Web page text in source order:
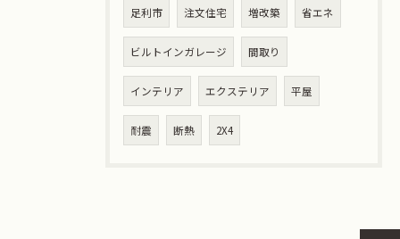
足利市 注文住宅 増改築 省エネ
ビルトインガレージ 間取り
インテリア エクステリア 平屋
耐震 断熱 2X4